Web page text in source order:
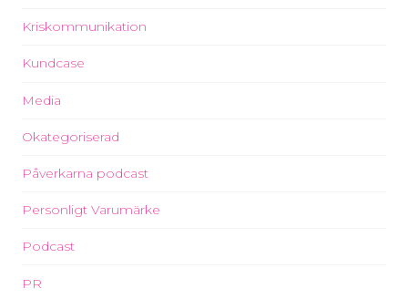
Kriskommunikation
Kundcase
Media
Okategoriserad
Påverkarna podcast
Personligt Varumärke
Podcast
PR